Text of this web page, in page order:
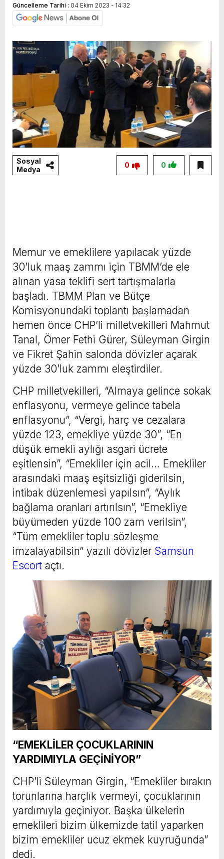
Güncelleme Tarihi : 04 Ekim 2023 - 14:32
Sosyal
Medya
0
0
Memur ve emeklilere yapılacak yüzde
30’luk maaş zammı için TBMM’de ele
alınan yasa teklifi sert tartışmalarla
başladı. TBMM Plan ve Bütçe
Komisyonundaki toplantı başlamadan
hemen önce CHP’li milletvekilleri Mahmut
Tanal, Ömer Fethi Gürer, Süleyman Girgin
ve Fikret Şahin salonda dövizler açarak
yüzde 30’luk zammı eleştirdiler.
CHP milletvekilleri, “Almaya gelince sokak
enflasyonu, vermeye gelince tabela
enflasyonu”, “Vergi, harç ve cezalara
yüzde 123, emekliye yüzde 30”, “En
düşük emekli aylığı asgari ücrete
eşitlensin”, “Emekliler için acil… Emekliler
arasındaki maaş eşitsizliği giderilsin,
intibak düzenlemesi yapılsın”, “Aylık
bağlama oranları artırılsın”, “Emekliye
büyümeden yüzde 100 zam verilsin”,
“Tüm emekliler toplu sözleşme
imzalayabilsin” yazılı dövizler Samsun
Escort açtı.
“EMEKLİLER ÇOCUKLARININ
YARDIMIYLA GEÇİNİYOR”
CHP’li Süleyman Girgin, “Emekliler bırakın
torunlarına harçlık vermeyi, çocuklarının
yardımıyla geçiniyor. Başka ülkelerin
emeklileri bizim ülkemizde tatil yaparken
bizim emekliler ucuz ekmek kuyruğunda”
dedi.